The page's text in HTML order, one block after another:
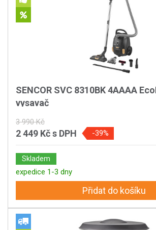
SENCOR SVC 8310BK 4AAAA
vysavač
3 990 Kč
2 449 Kčs DPH -39%
Skladem
expedice 1-3 dny
Přidat do košíku